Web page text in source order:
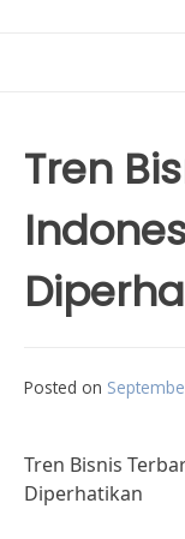
Tren
Posted on
Tren Bisnis
Diperhatikan